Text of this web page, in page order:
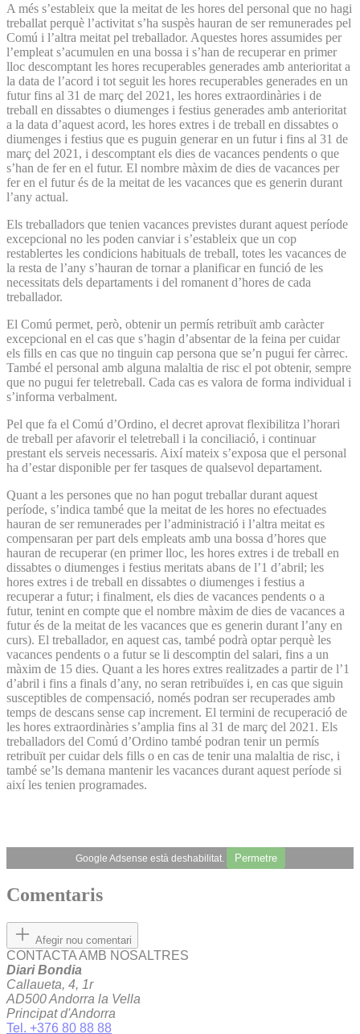
A més s’estableix que la meitat de les hores del personal que no hagi
treballat perquè l’activitat s’ha suspès hauran de ser remunerades pel
Comú i l’altra meitat pel treballador. Aquestes hores assumides per
l’empleat s’acumulen en una bossa i s’han de recuperar en primer
lloc descomptant les hores recuperables generades amb anterioritat a
la data de l’acord i tot seguit les hores recuperables generades en un
futur fins al 31 de març del 2021, les hores extraordinàries i de
treball en dissabtes o diumenges i festius generades amb anterioritat
a la data d’aquest acord, les hores extres i de treball en dissabtes o
diumenges i festius que es puguin generar en un futur i fins al 31 de
març del 2021, i descomptant els dies de vacances pendents o que
s’han de fer en el futur. El nombre màxim de dies de vacances per
fer en el futur és de la meitat de les vacances que es generin durant
l’any actual.
Els treballadors que tenien vacances previstes durant aquest període
excepcional no les poden canviar i s’estableix que un cop
restablertes les condicions habituals de treball, totes les vacances de
la resta de l’any s’hauran de tornar a planificar en funció de les
necessitats dels departaments i del romanent d’hores de cada
treballador.
El Comú permet, però, obtenir un permís retribuït amb caràcter
excepcional en el cas que s’hagin d’absentar de la feina per cuidar
els fills en cas que no tinguin cap persona que se’n pugui fer càrrec.
També el personal amb alguna malaltia de risc el pot obtenir, sempre
que no pugui fer teletreball. Cada cas es valora de forma individual i
s’informa verbalment.
Pel que fa el Comú d’Ordino, el decret aprovat flexibilitza l’horari
de treball per afavorir el teletreball i la conciliació, i continuar
prestant els serveis necessaris. Així mateix s’exposa que el personal
ha d’estar disponible per fer tasques de qualsevol departament.
Quant a les persones que no han pogut treballar durant aquest
període, s’indica també que la meitat de les hores no efectuades
hauran de ser remunerades per l’administració i l’altra meitat es
compensaran per part dels empleats amb una bossa d’hores que
hauran de recuperar (en primer lloc, les hores extres i de treball en
dissabtes o diumenges i festius meritats abans de l’1 d’abril; les
hores extres i de treball en dissabtes o diumenges i festius a
recuperar a futur; i finalment, els dies de vacances pendents o a
futur, tenint en compte que el nombre màxim de dies de vacances a
futur és de la meitat de les vacances que es generin durant l’any en
curs). El treballador, en aquest cas, també podrà optar perquè les
vacances pendents o a futur se li descomptin del salari, fins a un
màxim de 15 dies. Quant a les hores extres realitzades a partir de l’1
d’abril i fins a finals d’any, no seran retribuïdes i, en cas que siguin
susceptibles de compensació, només podran ser recuperades amb
temps de descans sense cap increment. El termini de recuperació de
les hores extraordinàries s’amplia fins al 31 de març del 2021. Els
treballadors del Comú d’Ordino també podran tenir un permís
retribuït per cuidar dels fills o en cas de tenir una malaltia de risc, i
també se’ls demana mantenir les vacances durant aquest període si
així les tenien programades.
Google Adsense està deshabilitat. Permetre
Comentaris
Afegir nou comentari
CONTACTA AMB NOSALTRES
Diari Bondia
Callaueta, 4, 1r
AD500 Andorra la Vella
Principat d'Andorra
Tel. +376 80 88 88